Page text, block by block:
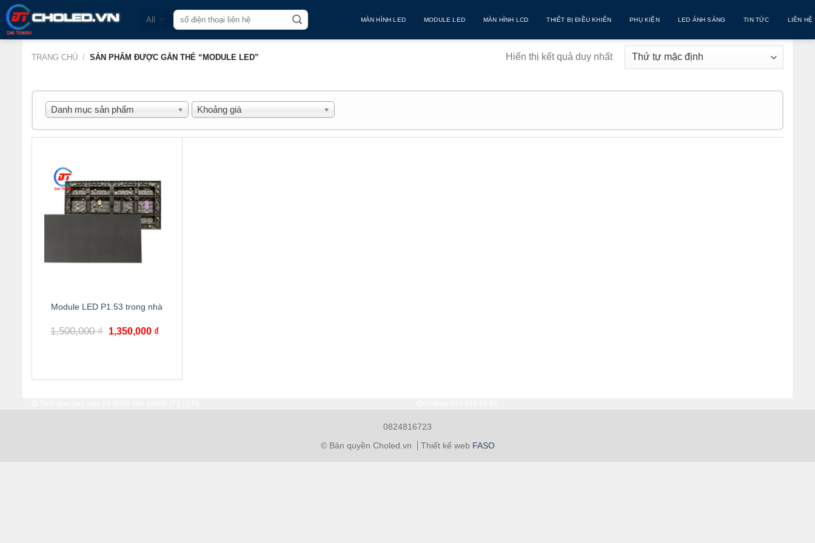
Skip
to
content
Tìm
kiếm:
MÀN HÌNH LED MODULE LED MÀN HÌNH LCD THIẾT BỊ ĐIỀU KHIỂN PHỤ KIỆN LED ÁNH SÁNG TIN TỨC LIÊN HỆ
TRANG CHỦ / SẢN PHẨM ĐƯỢC GẮN THẺ “MODULE LED” Hiển thị kết quả duy nhất
Danh mục sản phẩm Khoảng giá
Module LED P1.53 trong nhà
1,500,000₫ 1,350,000 ₫
0824816723
© Bản quyền Choled.vn
Thiết kế web FASO